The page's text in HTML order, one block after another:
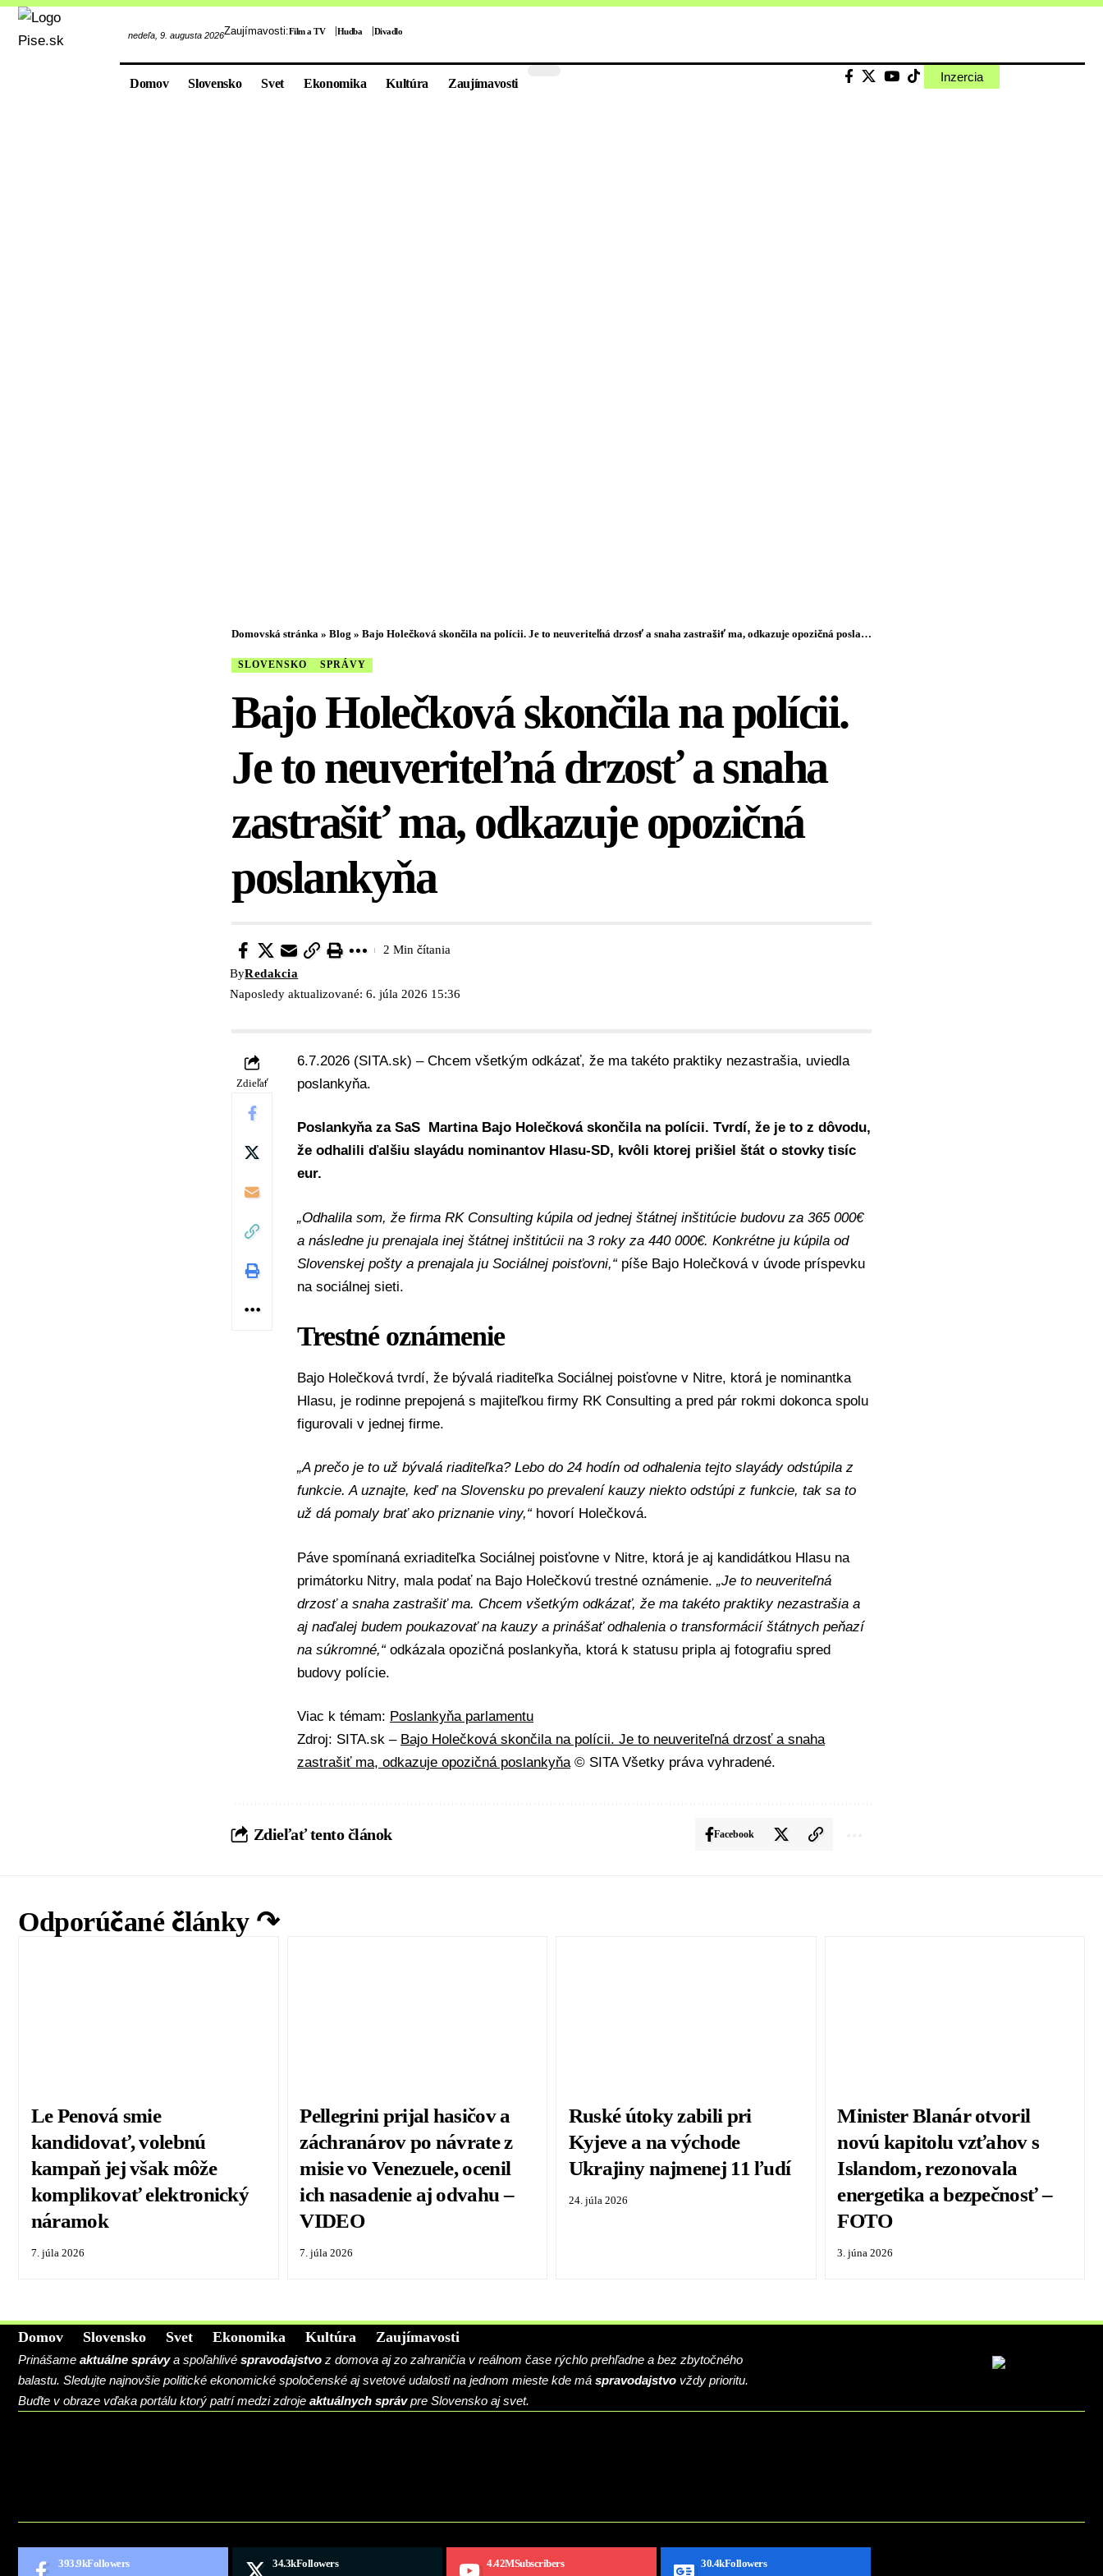
nedeľa, 9. augusta 2026Zaujímavosti:Film a TV Hudba Divadlo
Domov Slovensko Svet Ekonomika Kultúra Zaujímavosti Inzercia
Domovská stránka » Blog » Bajo Holečková skončila na polícii. Je to neuveriteľná drzosť a snaha zastrašiť ma, odkazuje opozičná poslankyňa
SLOVENSKO SPRÁVY
Bajo Holečková skončila na polícii.
Je to neuveriteľná drzosť a snaha
zastrašiť ma, odkazuje opozičná
poslankyňa
Naposledy aktualizované: 6. júla 2026 15:36
ByRedakcia
2 Min čítania
Zdieľať
6.7.2026 (SITA.sk) – Chcem všetkým odkázať, že ma takéto praktiky nezastrašia, uviedla
poslankyňa.
Poslankyňa za SaS Martina Bajo Holečkováskončila na polícii. Tvrdí, že je to z dôvodu,
že odhalili ďalšiu slayádu nominantov Hlasu-SD, kvôli ktorej prišiel štát o stovky tisíc
eur.
„Odhalila som, že firma RK Consulting kúpila od jednej štátnej inštitúcie budovu za 365 000€
a následne ju prenajala inej štátnej inštitúcii na 3 roky za 440 000€. Konkrétne ju kúpila od
Slovenskej pošty a prenajala ju Sociálnej poisťovni,“píše Bajo Holečková v úvode príspevku
na sociálnej sieti.
Trestné oznámenie
Bajo Holečková tvrdí, že bývalá riaditeľka Sociálnej poisťovne v Nitre, ktorá je nominantka
Hlasu, je rodinne prepojená s majiteľkou firmy RK Consulting a pred pár rokmi dokonca spolu
figurovali v jednej firme.
„A prečo je to už bývalá riaditeľka? Lebo do 24 hodín od odhalenia tejto slayády odstúpila z
funkcie. A uznajte, keď na Slovensku po prevalení kauzy niekto odstúpi z funkcie, tak sa to
už dá pomaly brať ako priznanie viny,“hovorí Holečková.
Páve spomínaná exriaditeľka Sociálnej poisťovne v Nitre, ktorá je aj kandidátkou Hlasu na
primátorku Nitry, mala podať na Bajo Holečkovú trestné oznámenie. „Je to neuveriteľná
drzosť a snaha zastrašiť ma. Chcem všetkým odkázať, že ma takéto praktiky nezastrašia a
aj naďalej budem poukazovať na kauzy a prinášať odhalenia o transformácií štátnych peňazí
na súkromné,“odkázala opozičná poslankyňa, ktorá k statusu pripla aj fotografiu spred
budovy polície.
Viac k témam: Poslankyňa parlamentu
Zdroj: SITA.sk – Bajo Holečková skončila na polícii. Je to neuveriteľná drzosť a snaha
zastrašiť ma, odkazuje opozičná poslankyňa© SITA Všetky práva vyhradené.
Zdieľať tento článok Facebook
Odporúčané články ↷
Le Penová smie
kandidovať, volebnú
kampaň jej však môže
komplikovať elektronický
náramok
7. júla 2026
Pellegrini prijal hasičov a
záchranárov po návrate z
misie vo Venezuele, ocenil
ich nasadenie aj odvahu –
VIDEO
7. júla 2026
Ruské útoky zabili pri
Kyjeve a na východe
Ukrajiny najmenej 11 ľudí
24. júla 2026
Minister Blanár otvoril
novú kapitolu vzťahov s
Islandom, rezonovala
energetika a bezpečnosť –
FOTO
3. júna 2026
Domov Slovensko Svet Ekonomika Kultúra Zaujímavosti
Prinášame aktuálne správya spoľahlivé spravodajstvo z domova aj zo zahraničia v reálnom čase rýchlo prehľadne a bez zbytočného
balastu. Sledujte najnovšie politické ekonomické spoločenské aj svetové udalosti na jednom mieste kde má spravodajstvo vždy prioritu.
Buďte v obraze vďaka portálu ktorý patrí medzi zdroje aktuálnych správpre Slovensko aj svet.
393.9kFollowers 34.3kFollowers 4.42MSubscribers 30.4kFollowers